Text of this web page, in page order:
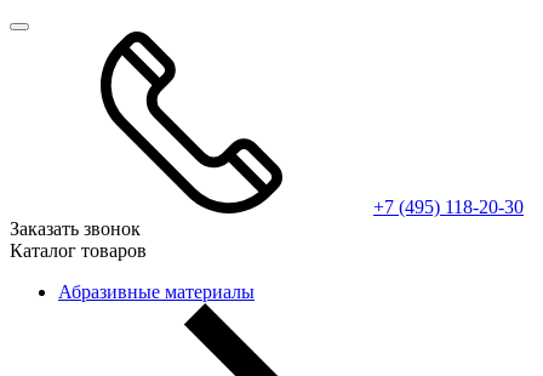
+7 (495) 118-20-30
Заказать звонок
Каталог товаров
Абразивные материалы